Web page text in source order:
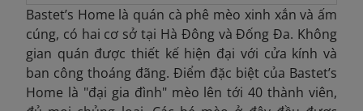
Bastet’s Home là quán cà phê mèo xinh xắn và ấm
cúng, có hai cơ sở tại Hà Đông và Đống Đa. Không
gian quán được thiết kế hiện đại với cửa kính và
ban công thoáng đãng. Điểm đặc biệt của Bastet’s
Home là "đại gia đình" mèo lên tới 40 thành viên,